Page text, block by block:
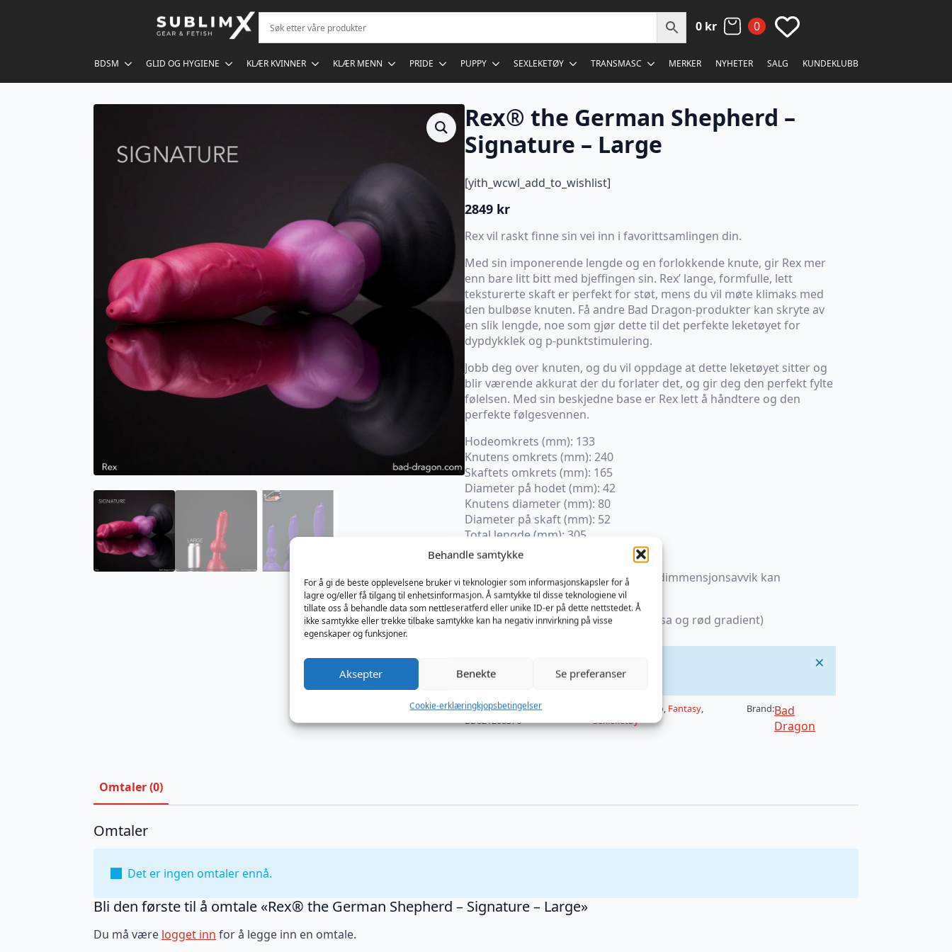
Behandle samtykke
For å gi de beste opplevelsene bruker vi teknologier som informasjonskapsler for å
lagre og/eller få tilgang til enhetsinformasjon. Å samtykke til disse teknologiene vil
tillate oss å behandle data som nettleseratferd eller unike ID-er på dette nettstedet. Å
ikke samtykke eller trekke tilbake samtykke kan ha negativ innvirkning på visse
egenskaper og funksjoner.
Aksepter Benekte Se preferanser
Cookie-erklæringkjopsbetingelser
0 kr 0
BDSM GLID OG HYGIENE KLÆR KVINNER KLÆR MENN PRIDE PUPPY SEXLEKETØY TRANSMASC MERKER NYHETER SALG KUNDEKLUBB
Rex® the German Shepherd –
Signature – Large
[yith_wcwl_add_to_wishlist]
2849 kr
Rex vil raskt finne sin vei inn i favorittsamlingen din.
Med sin imponerende lengde og en forlokkende knute, gir Rex mer
enn bare litt bitt med bjeffingen sin. Rex’ lange, formfulle, lett
teksturerte skaft er perfekt for støt, mens du vil møte klimaks med
den bulbøse knuten. Få andre Bad Dragon-produkter kan skryte av
en slik lengde, noe som gjør dette til det perfekte leketøyet for
dypdykklek og p-punktstimulering.
Jobb deg over knuten, og du vil oppdage at dette leketøyet sitter og
blir værende akkurat der du forlater det, og gir deg den perfekt fylte
følelsen. Med sin beskjedne base er Rex lett å håndtere og den
perfekte følgesvennen.
Hodeomkrets (mm): 133
Knutens omkrets (mm): 240
Skaftets omkrets (mm): 165
Diameter på hodet (mm): 42
Knutens diameter (mm): 80
Diameter på skaft (mm): 52
Total lengde (mm): 305
Innførbar lengde (mm): 254
Produktene er håndlaget; farge- og dimmensjonsavvik kan
forekomme.
NB: Kommer i fargen SIGNATURE (rosa og rød gradient)
På vei til lager ×
Produktnummer:
BD821208376
Dildo, Fantasy,
Sexleketøy
Brand:Bad
Dragon
Omtaler (0)
Omtaler
Det er ingen omtaler ennå.
Bli den første til å omtale «Rex® the German Shepherd – Signature – Large»
Du må være logget inn for å legge inn en omtale.